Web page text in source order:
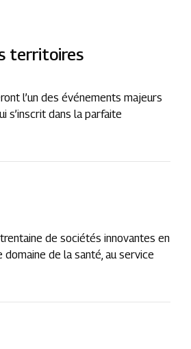
territoires
l’un des événements majeurs
s’inscrit dans la parfaite
de sociétés innovantes en
de la santé, au service